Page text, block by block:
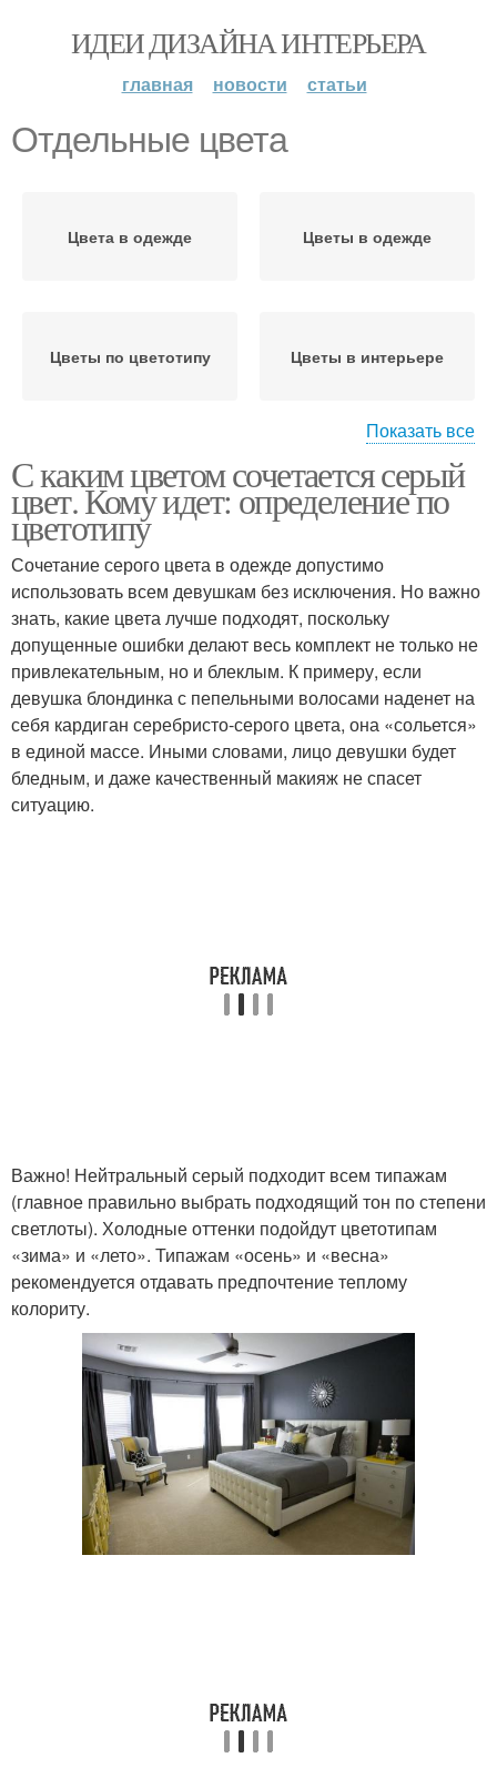
ИДЕИ ДИЗАЙНА ИНТЕРЬЕРА
главная новости статьи
Отдельные цвета
Цвета в одежде Цветы в одежде
Цветы по цветотипу Цветы в интерьере
Цвета на психику Цвет в интерьере
Цвета в интерьере
Интерьеры в серых
цветах
Цветы в монохромных
интерьерах
Цветы в интерьерах
Показать все
С каким цветом сочетается серый
цвет. Кому идет: определение по
цветотипу
Сочетание серого цвета в одежде допустимо
использовать всем девушкам без исключения. Но важно
знать, какие цвета лучше подходят, поскольку
допущенные ошибки делают весь комплект не только не
привлекательным, но и блеклым. К примеру, если
девушка блондинка с пепельными волосами наденет на
себя кардиган серебристо-серого цвета, она «сольется»
в единой массе. Иными словами, лицо девушки будет
бледным, и даже качественный макияж не спасет
ситуацию.
Важно! Нейтральный серый подходит всем типажам
(главное правильно выбрать подходящий тон по степени
светлоты). Холодные оттенки подойдут цветотипам
«зима» и «лето». Типажам «осень» и «весна»
рекомендуется отдавать предпочтение теплому
колориту.